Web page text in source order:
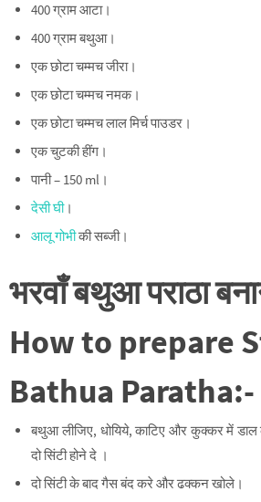
400 ग्राम आटा।
400 ग्राम बथुआ।
एक छोटा चम्मच जीरा।
एक छोटा चम्मच नमक।
एक छोटा चम्मच लाल मिर्च पाउडर।
एक चुटकी हींग।
पानी – 150 ml।
देसी घी।
आलू गोभीकी सब्जी।
भरवाँ बथुआ पराठा
How to prepare
Bathua Paratha:-
बथुआ लीजिए, धोयिये, काटिए और कुक्कर में
दो सिंटी होने दे ।
दो सिंटी के बाद गैस बंद करे और ढक्कन खोले।